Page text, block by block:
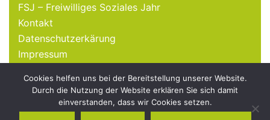
FSJ – Freiwilliges Soziales Jahr
Kontakt
Datenschutzerkärung
Impressum
© 2026 Freie Reformschule Speyer e.V.
Cookies helfen uns bei der Bereitstellung unserer Website.
Durch die Nutzung der Website erklären Sie sich damit
einverstanden, dass wir Cookies setzen.